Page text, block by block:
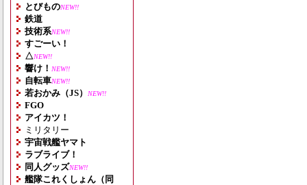
とびものNEW!!
鉄道
技術系NEW!!
すごーい！
△NEW!!
響け！ NEW!!
自転車NEW!!
若おかみ（JS） NEW!!
FGO
アイカツ！
ミリタリー
宇宙戦艦ヤマト
ラブライブ！
同人グッズNEW!!
艦隊これくしょん（同